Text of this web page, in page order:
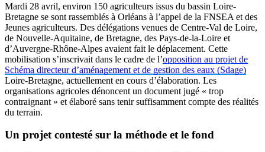
Mardi 28 avril, environ 150 agriculteurs issus du bassin Loire-
Bretagne se sont rassemblés à Orléans à l’appel de la FNSEA et des
Jeunes agriculteurs. Des délégations venues de Centre-Val de Loire,
de Nouvelle-Aquitaine, de Bretagne, des Pays-de-la-Loire et
d’Auvergne-Rhône-Alpes avaient fait le déplacement. Cette
mobilisation s’inscrivait dans le cadre de l’opposition au projet de
Schéma directeur d’aménagement et de gestion des eaux (Sdage)
Loire-Bretagne, actuellement en cours d’élaboration. Les
organisations agricoles dénoncent un document jugé « trop
contraignant » et élaboré sans tenir suffisamment compte des réalités
du terrain.
Un projet contesté sur la méthode et le fond